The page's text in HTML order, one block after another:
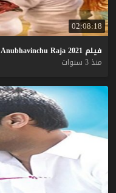
02:08:18
فيلم Anubhavinchu Raja 2021
منذ 3 سنوات